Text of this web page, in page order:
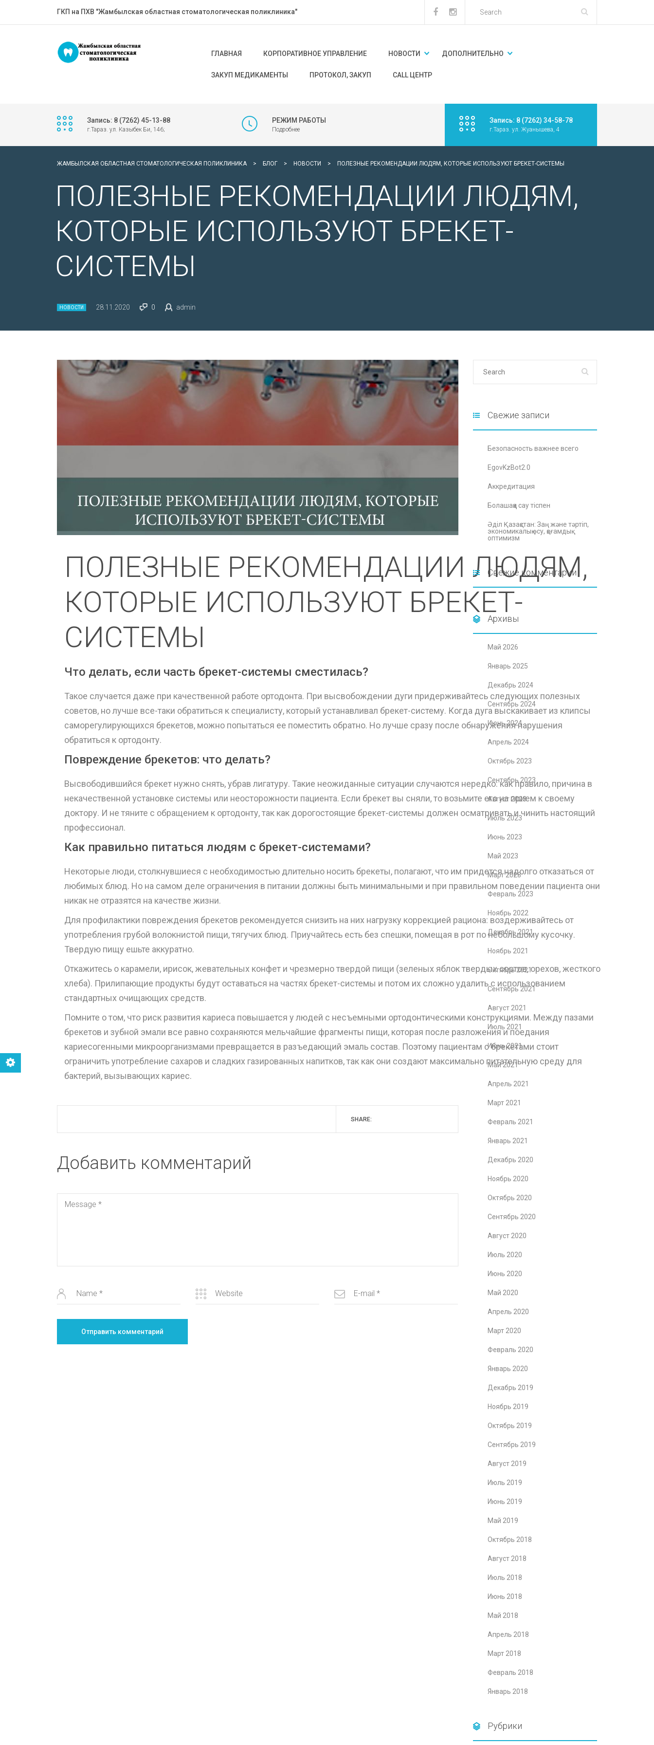
ГКП на ПХВ "Жамбылская областная стоматологическая поликлиника"
ГЛАВНАЯ КОРПОРАТИВНОЕ УПРАВЛЕНИЕ НОВОСТИ ДОПОЛНИТЕЛЬНО
ЗАКУП МЕДИКАМЕНТЫ ПРОТОКОЛ, ЗАКУП CALL ЦЕНТР
Запись: 8 (7262) 45-13-88
г.Тараз. ул. Казыбек Би, 146;
РЕЖИМ РАБОТЫ
Подробнее
Запись: 8 (7262) 34-58-78
г.Тараз. ул. Жуанышева, 4
ЖАМБЫЛСКАЯ ОБЛАСТНАЯ СТОМАТОЛОГИЧЕСКАЯ ПОЛИКЛИНИКА > БЛОГ > НОВОСТИ > ПОЛЕЗНЫЕ РЕКОМЕНДАЦИИ ЛЮДЯМ, КОТОРЫЕ ИСПОЛЬЗУЮТ БРЕКЕТ-СИСТЕМЫ
ПОЛЕЗНЫЕ РЕКОМЕНДАЦИИ ЛЮДЯМ,
КОТОРЫЕ ИСПОЛЬЗУЮТ БРЕКЕТ-
СИСТЕМЫ
НОВОСТИ 28.11.2020 0 admin
ПОЛЕЗНЫЕ РЕКОМЕНДАЦИИ ЛЮДЯМ,
КОТОРЫЕ ИСПОЛЬЗУЮТ БРЕКЕТ-
СИСТЕМЫ
Что делать, если часть брекет-системы сместилась?
Такое случается даже при качественной работе ортодонта. При высвобождении дуги придерживайтесь следующих полезных
советов, но лучше все-таки обратиться к специалисту, который устанавливал брекет-систему. Когда дуга выскакивает из клипсы
саморегулирующихся брекетов, можно попытаться ее поместить обратно. Но лучше сразу после обнаружения нарушения
обратиться к ортодонту.
Повреждение брекетов: что делать?
Высвободившийся брекет нужно снять, убрав лигатуру. Такие неожиданные ситуации случаются нередко: как правило, причина в
некачественной установке системы или неосторожности пациента. Если брекет вы сняли, то возьмите его на прием к своему
доктору. И не тяните с обращением к ортодонту, так как дорогостоящие брекет-системы должен осматривать и чинить настоящий
профессионал.
Как правильно питаться людям с брекет-системами?
Некоторые люди, столкнувшиеся с необходимостью длительно носить брекеты, полагают, что им придется надолго отказаться от
любимых блюд. Но на самом деле ограничения в питании должны быть минимальными и при правильном поведении пациента они
никак не отразятся на качестве жизни.
Для профилактики повреждения брекетов рекомендуется снизить на них нагрузку коррекцией рациона: воздерживайтесь от
употребления грубой волокнистой пищи, тягучих блюд. Приучайтесь есть без спешки, помещая в рот по небольшому кусочку.
Твердую пищу ешьте аккуратно.
Откажитесь о карамели, ирисок, жевательных конфет и чрезмерно твердой пищи (зеленых яблок твердых сортов, орехов, жесткого
хлеба). Прилипающие продукты будут оставаться на частях брекет-системы и потом их сложно удалить с использованием
стандартных очищающих средств.
Помните о том, что риск развития кариеса повышается у людей с несъемными ортодонтическими конструкциями. Между пазами
брекетов и зубной эмали все равно сохраняются мельчайшие фрагменты пищи, которая после разложения и поедания
кариесогенными микроорганизмами превращается в разъедающий эмаль состав. Поэтому пациентам с брекетами стоит
ограничить употребление сахаров и сладких газированных напитков, так как они создают максимально питательную среду для
бактерий, вызывающих кариес.
SHARE:
Добавить комментарий
Свежие записи
Безопасность важнее всего
EgovKzBot2.0
Аккредитация
Болашаққа сау тіспен
Әділ Қазақстан: Заң және тәртіп,
экономикалық өсу, қоғамдық
оптимизм
Свежие комментарии
Архивы
Май 2026
Январь 2025
Декабрь 2024
Сентябрь 2024
Июнь 2024
Апрель 2024
Октябрь 2023
Сентябрь 2023
Август 2023
Июль 2023
Июнь 2023
Май 2023
Март 2023
Февраль 2023
Ноябрь 2022
Декабрь 2021
Ноябрь 2021
Октябрь 2021
Сентябрь 2021
Август 2021
Июль 2021
Июнь 2021
Май 2021
Апрель 2021
Март 2021
Февраль 2021
Январь 2021
Декабрь 2020
Ноябрь 2020
Октябрь 2020
Сентябрь 2020
Август 2020
Июль 2020
Июнь 2020
Май 2020
Апрель 2020
Март 2020
Февраль 2020
Январь 2020
Декабрь 2019
Ноябрь 2019
Октябрь 2019
Сентябрь 2019
Август 2019
Июль 2019
Июнь 2019
Май 2019
Октябрь 2018
Август 2018
Июль 2018
Июнь 2018
Май 2018
Апрель 2018
Март 2018
Февраль 2018
Январь 2018
Рубрики